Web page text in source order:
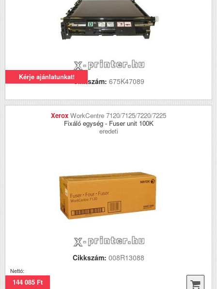
Cikkszám: 675K47089
Kérje ajánlatunkat!
Xerox WorkCentre 7120/7125/7220/7225
Fixáló egység - Fuser unit 100K
eredeti
Cikkszám: 008R13088
Nettó:
144 085 Ft